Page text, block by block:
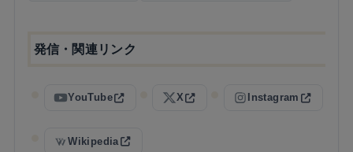
発信・関連リンク
YouTube X Instagram
Wikipedia